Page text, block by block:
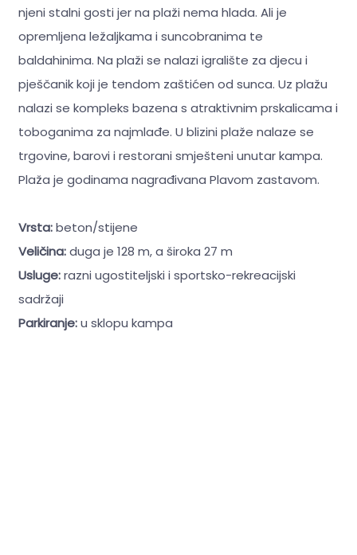
njeni stalni gosti jer na plaži nema hlada. Ali je
opremljena ležaljkama i suncobranima te
baldahinima. Na plaži se nalazi igralište za djecu i
pješčanik koji je tendom zaštićen od sunca. Uz plažu
nalazi se kompleks bazena s atraktivnim prskalicama i
toboganima za najmlađe. U blizini plaže nalaze se
trgovine, barovi i restorani smješteni unutar kampa.
Plaža je godinama nagrađivana Plavom zastavom.
Vrsta:beton/stijene
Veličina:duga je 128 m, a široka 27 m
Usluge:razni ugostiteljski i sportsko-rekreacijski
sadržaji
Parkiranje:u sklopu kampa